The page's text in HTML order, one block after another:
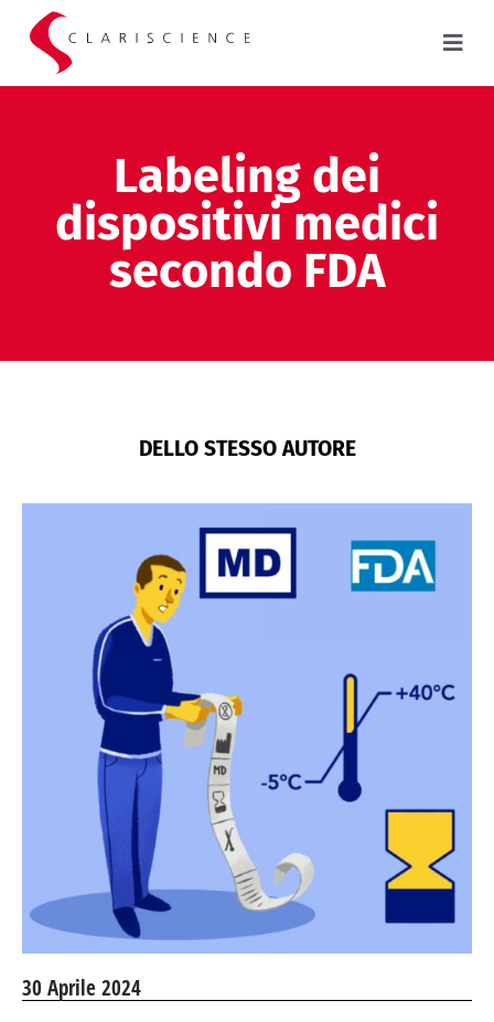
Labeling dei
dispositivi medici
secondo FDA
DELLO STESSO AUTORE
30 Aprile 2024